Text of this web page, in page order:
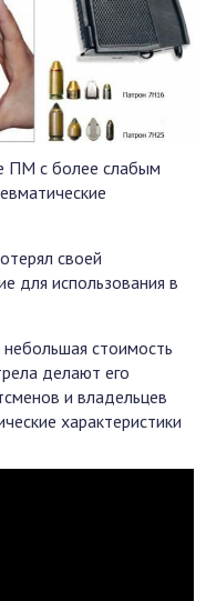
ПМ с более слабым
своей
для использования в
стоимость
делают его
и владельцев
характеристики